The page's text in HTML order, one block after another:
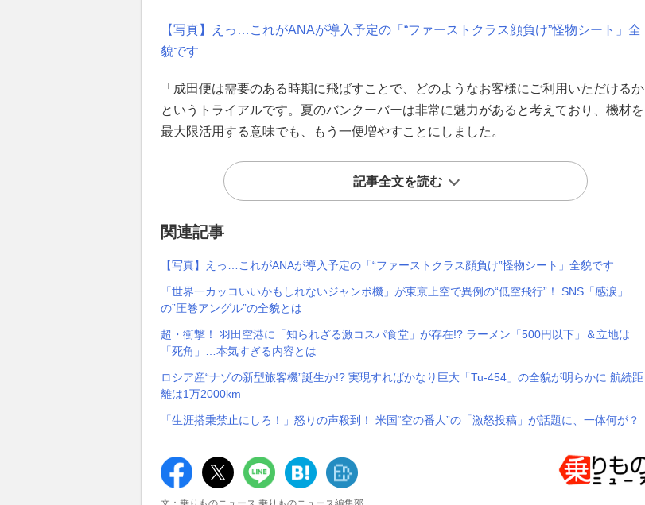
【写真】えっ…これがANAが導入予定の「“ファーストクラス顔負け”怪物シート」全
貌です
「成田便は需要のある時期に飛ばすことで、どのようなお客様にご利用いただけるか
というトライアルです。夏のバンクーバーは非常に魅力があると考えており、機材を
最大限活用する意味でも、もう一便増やすことにしました。
記事全文を読む
関連記事
【写真】えっ…これがANAが導入予定の「“ファーストクラス顔負け”怪物シート」全貌です
「世界一カッコいいかもしれないジャンボ機」が東京上空で異例の“低空飛行”！ SNS「感涙」
の”圧巻アングル”の全貌とは
超・衝撃！ 羽田空港に「知られざる激コスパ食堂」が存在!? ラーメン「500円以下」＆立地は
「死角」…本気すぎる内容とは
ロシア産“ナゾの新型旅客機”誕生か!? 実現すればかなり巨大「Tu-454」の全貌が明らかに 航続距
離は1万2000km
「生涯搭乗禁止にしろ！」怒りの声殺到！ 米国“空の番人”の「激怒投稿」が話題に、一体何が？